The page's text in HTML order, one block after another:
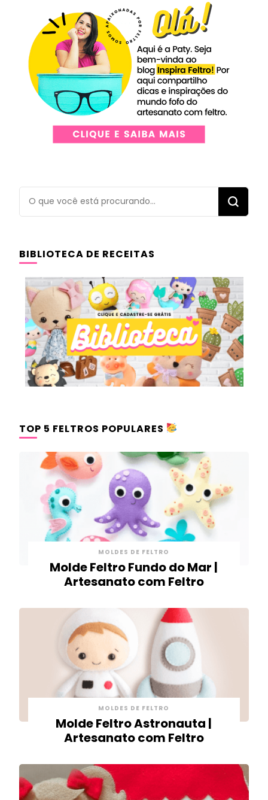
Procurando
algo?
BIBLIOTECA DE RECEITAS
TOP 5 FELTROS POPULARES
MOLDES DE FELTRO
Molde Feltro Fundo do Mar |
Artesanato com Feltro
MOLDES DE FELTRO
Molde Feltro Astronauta |
Artesanato com Feltro